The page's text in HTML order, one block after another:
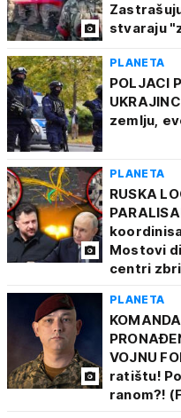
stvaraju
PLANETA
POLJACI
zemlju,
PLANETA
RUSKA
Mostovi
centri
PLANETA
VOJNU
ratištu!
ranom?!